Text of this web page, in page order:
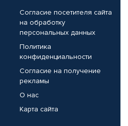
Согласие посетителя сайта
на обработку
персональных данных
Политика
конфиденциальности
Согласие на получение
рекламы
О нас
Карта сайта